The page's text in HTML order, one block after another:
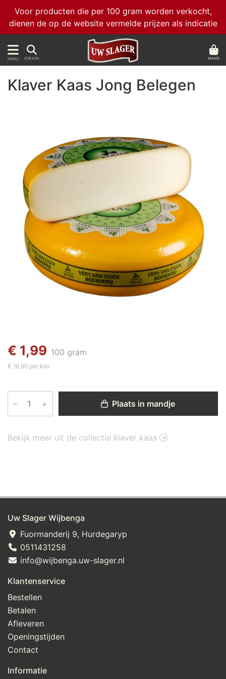
Voor producten die per 100 gram worden verkocht,
dienen de op de website vermelde prijzen als indicatie
MENU ZOEKEN MAND
Klaver Kaas Jong Belegen
€ 1,99 100 gram
€ 19,90 per kilo
– + Plaats in mandje
Bekijk meer uit de collectie klaver kaas
Uw Slager Wijbenga
Fuormanderij 9, Hurdegaryp
0511431258
info@wijbenga.uw-slager.nl
Klantenservice
Bestellen
Betalen
Afleveren
Openingstijden
Contact
Informatie